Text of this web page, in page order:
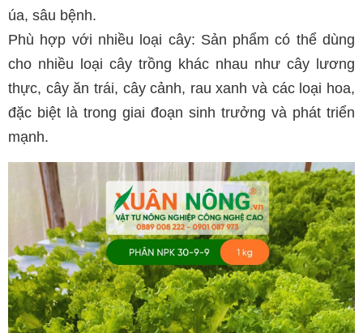
úa, sâu bệnh.
Phù hợp với nhiều loại cây: Sản phẩm có thể dùng
cho nhiều loại cây trồng khác nhau như cây lương
thực, cây ăn trái, cây cảnh, rau xanh và các loại hoa,
đặc biệt là trong giai đoạn sinh trưởng và phát triển
mạnh.